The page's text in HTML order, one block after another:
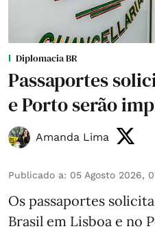
Diplomacia BR
Passaportes
e Porto serão
Amanda Lima
Publicado a: 05 Agosto 2026,
Os passaportes
Brasil em Lisboa e no